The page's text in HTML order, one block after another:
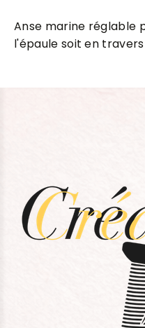
Anse marine réglable
l'épaule soit en